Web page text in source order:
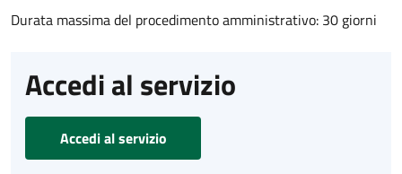
Durata massima del procedimento amministrativo: 30 giorni
Accedi al servizio
Accedi al servizio